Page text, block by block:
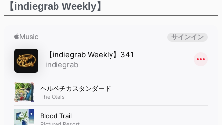
【indiegrab Weekly】